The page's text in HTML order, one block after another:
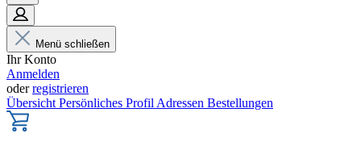
Menü schließen
Ihr Konto
Anmelden
oderregistrieren
Übersicht Persönliches Profil Adressen Bestellungen